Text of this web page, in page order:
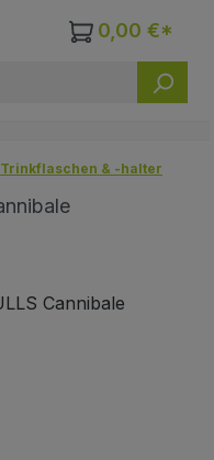
0,00 €*
Trinkflaschen & -halter